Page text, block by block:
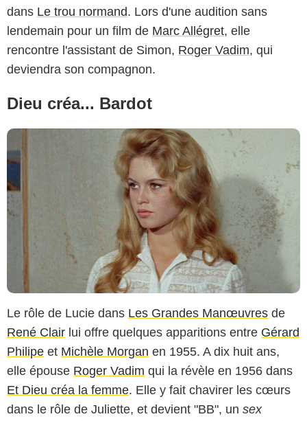
dans Le trou normand. Lors d'une audition sans
lendemain pour un film de Marc Allégret, elle
rencontre l'assistant de Simon, Roger Vadim, qui
deviendra son compagnon.
Dieu créa... Bardot
Le rôle de Lucie dans Les Grandes Manœuvres de
René Clair lui offre quelques apparitions entre Gérard
Philipe et Michèle Morgan en 1955. A dix huit ans,
elle épouse Roger Vadim qui la révèle en 1956 dans
Et Dieu créa la femme. Elle y fait chavirer les cœurs
dans le rôle de Juliette, et devient "BB", un sex